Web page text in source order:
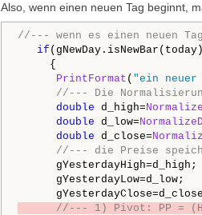
Also, wenn einen neuen Tag beginnt,
//--- wenn es einen neuen
if
{
PrintFormat ( "ein neuer
//--- Die
double d_high=
double d_low=
double d_close=
//--- die Preise
gYesterdayHigh=d_high;
gYesterdayLow=d_low;
//--- 1) Pivot: PP =